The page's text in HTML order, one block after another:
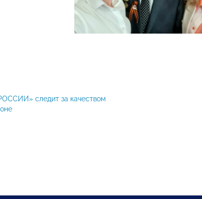
следит за качеством